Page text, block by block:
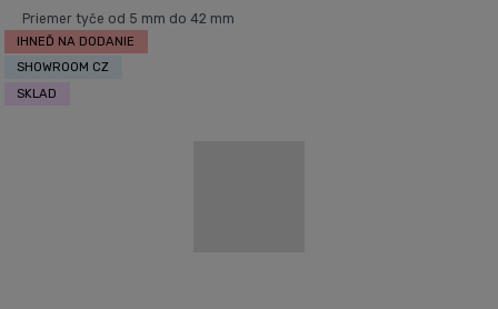
Priemer tyče od 5 mm do 42 mm
IHNEĎ NA DODANIE
SHOWROOM CZ
SKLAD